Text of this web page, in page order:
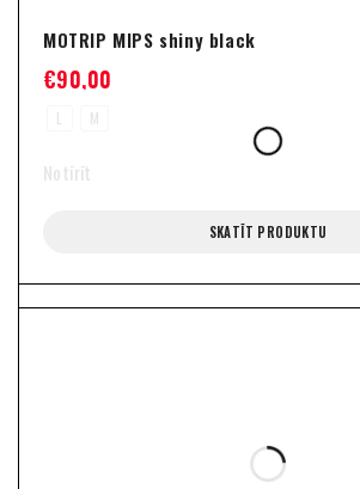
MOTRIP MIPS shiny black
€90,00
L M
Notīrīt
SKATĪT PRODUKTU